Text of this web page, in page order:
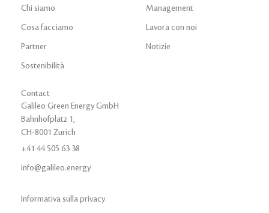
Chi siamo
Cosa facciamo
Partner
Sostenibilità
Management
Lavora con noi
Notizie
Contact
Galileo Green Energy GmbH
Bahnhofplatz 1,
CH-8001 Zurich
+41 44 505 63 38
info@galileo.energy
Informativa sulla privacy